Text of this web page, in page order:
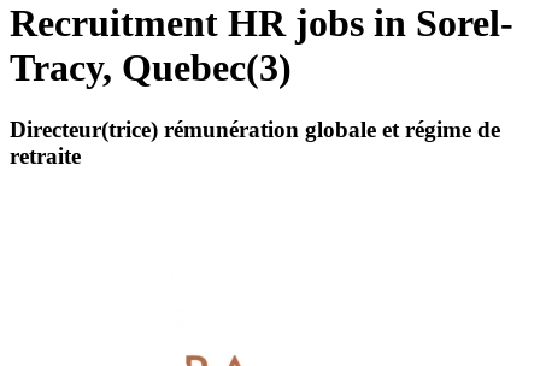
Recruitment HR jobs in Sorel-
Tracy, Quebec(3)
Directeur(trice) rémunération globale et régime de
retraite